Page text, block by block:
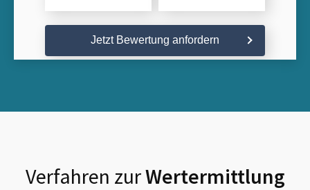
Jetzt Bewertung anfordern
Verfahren zurWertermittlung